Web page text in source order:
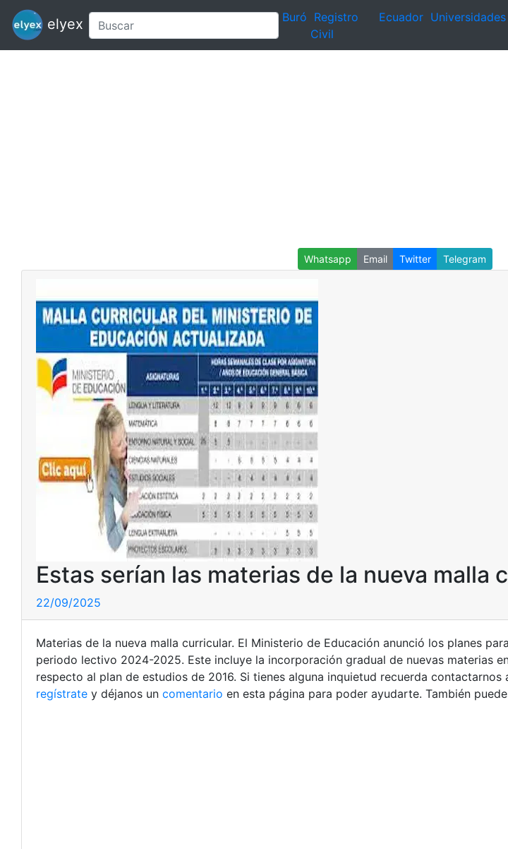
elyex Buró Registro
Civil
Ecuador Universidades
Whatsapp Email Twitter Telegram
Estas serían las materias de la nueva malla
22/09/2025
Materias de la nueva malla curricular. El Ministerio de Educación anunció los planes
periodo lectivo 2024-2025. Este incluye la incorporación gradual de nuevas materias
respecto al plan de estudios de 2016. Si tienes alguna inquietud recuerda contactarnos
regístrate y déjanos un comentario en esta página para poder ayudarte. También